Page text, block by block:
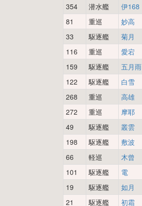
354
潜水艦 伊168
81
重巡 妙高
33
駆逐艦 菊月
116
重巡 愛宕
159
駆逐艦 五月雨
122
駆逐艦 白雪
268
重巡 高雄
272
重巡 摩耶
49
駆逐艦 叢雲
198
駆逐艦 敷波
66
軽巡 木曾
101
駆逐艦 電
19
駆逐艦 如月
21
駆逐艦 初霜